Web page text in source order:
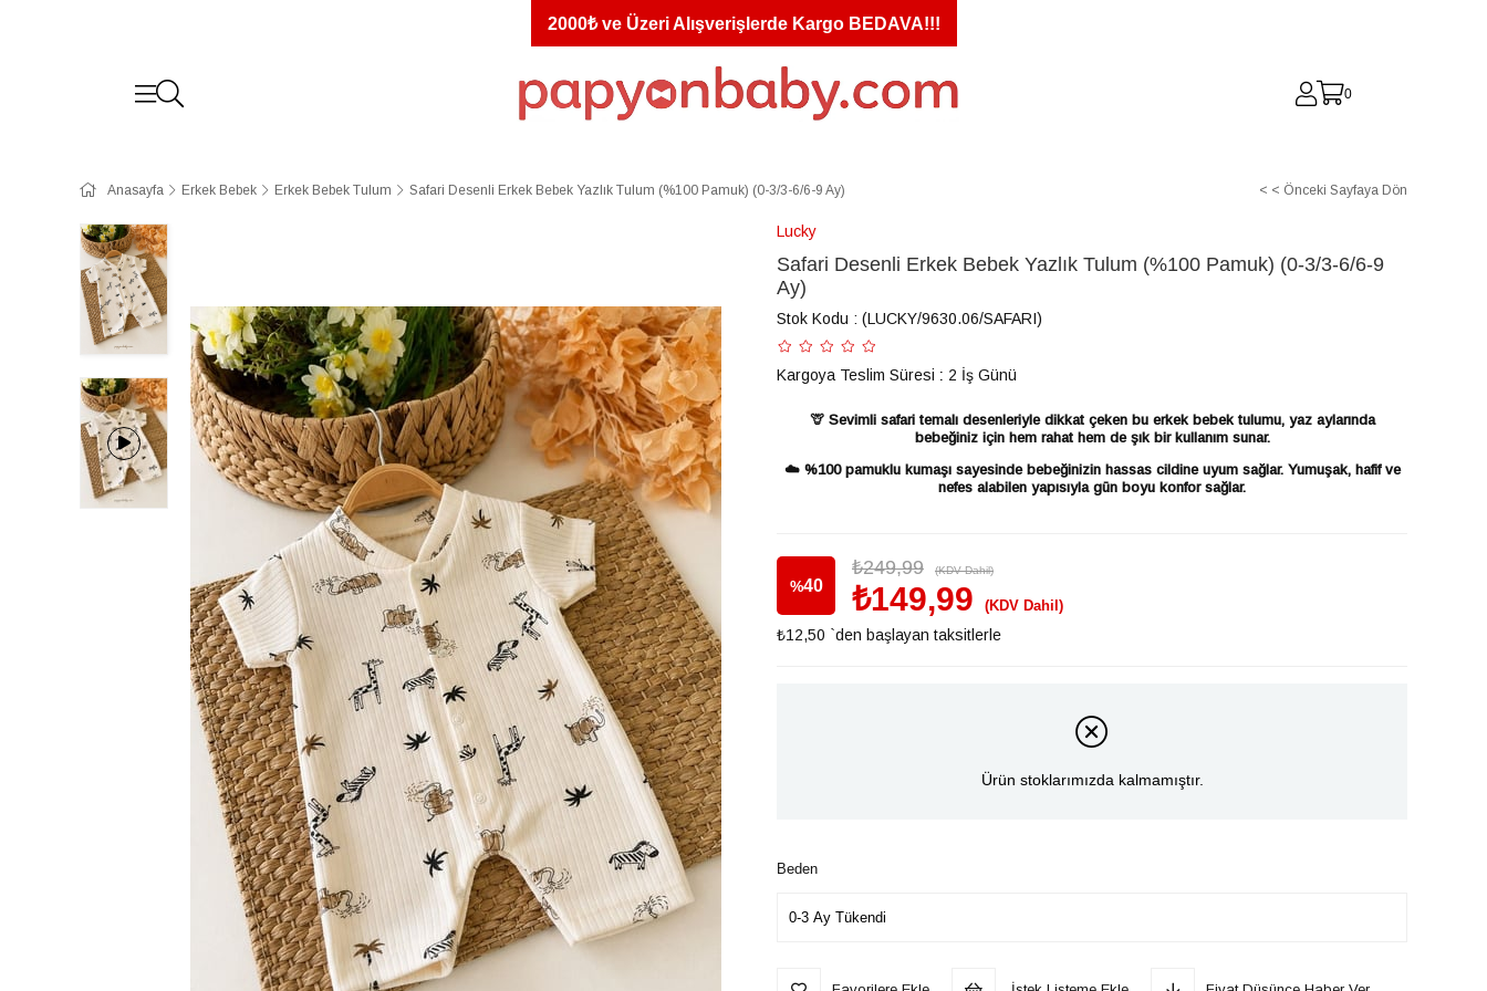
2000₺ ve Üzeri Alışverişlerde Kargo BEDAVA!!!
0
Anasayfa Erkek Bebek Erkek Bebek Tulum Safari Desenli Erkek Bebek Yazlık Tulum (%100 Pamuk) (0-3/3-6/6-9 Ay) < < Önceki Sayfaya Dön
Lucky
Safari Desenli Erkek Bebek Yazlık Tulum (%100 Pamuk) (0-3/3-6/6-9
Ay)
Stok Kodu (LUCKY/9630.06/SAFARI)
Kargoya Teslim Süresi : 2 İş Günü
🦒 Sevimli safari temalı desenleriyle dikkat çeken bu erkek bebek tulumu, yaz aylarında
bebeğiniz için hem rahat hem de şık bir kullanım sunar.
☁️ %100 pamuklu kumaşı sayesinde bebeğinizin hassas cildine uyum sağlar. Yumuşak, hafif ve
nefes alabilen yapısıyla gün boyu konfor sağlar.
%40
İndirim
₺249,99 (KDV Dahil)
₺149,99 (KDV Dahil)
₺12,50 `den başlayan taksitlerle
Ürün stoklarımızda kalmamıştır.
Beden